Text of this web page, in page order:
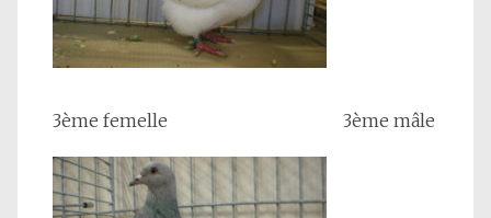
3ème femelle 3ème mâle